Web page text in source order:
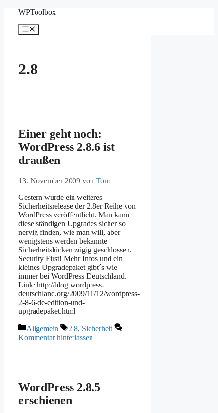
springen
WPToolbox
Menü
2.8
Einer geht noch:
WordPress 2.8.6 ist
draußen
13. November 2009 von Tom
Gestern wurde ein weiteres
Sicherheitsrelease der 2.8er Reihe von
WordPress veröffentlicht. Man kann
diese ständigen Upgrades sicher so
nervig finden, wie man will, aber
wenigstens werden bekannte
Sicherheitslücken zügig geschlossen.
Security First! Mehr Infos und ein
kleines Upgradepaket gibt´s wie
immer bei WordPress Deutschland.
Link: http://blog.wordpress-
deutschland.org/2009/11/12/wordpress-
2-8-6-de-edition-und-
upgradepaket.html
Kategorien
Allgemein Schlagwörter
2.8, Sicherheit
Kommentar hinterlassen
WordPress 2.8.5
erschienen